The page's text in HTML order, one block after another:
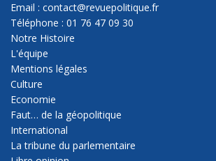
Email : contact@revuepolitique.fr
Téléphone : 01 76 47 09 30
Notre Histoire
L'équipe
Mentions légales
Culture
Economie
Faut… de la géopolitique
International
La tribune du parlementaire